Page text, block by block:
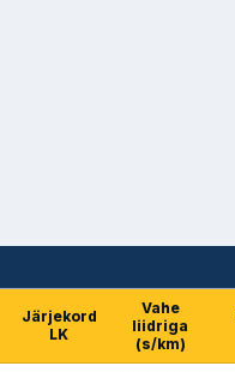
Järjekord
LK
Vahe
liidriga
(s/km)